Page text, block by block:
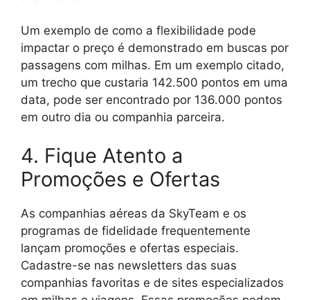
Um exemplo de como a flexibilidade pode
impactar o preço é demonstrado em buscas por
passagens com milhas. Em um exemplo citado,
um trecho que custaria 142.500 pontos em uma
data, pode ser encontrado por 136.000 pontos
em outro dia ou companhia parceira.
4. Fique Atento a
Promoções e Ofertas
As companhias aéreas da SkyTeam e os
programas de fidelidade frequentemente
lançam promoções e ofertas especiais.
Cadastre-se nas newsletters das suas
companhias favoritas e de sites especializados